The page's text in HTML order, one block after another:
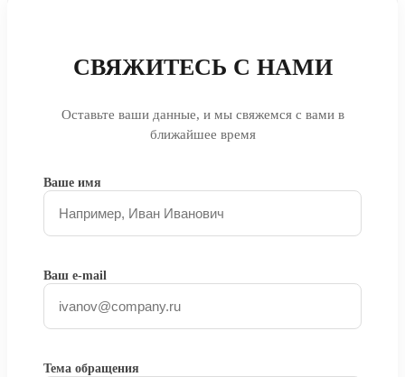
СВЯЖИТЕСЬ С НАМИ
Оставьте ваши данные, и мы свяжемся с вами в
ближайшее время
Ваше имя
Ваш e-mail
Тема обращения